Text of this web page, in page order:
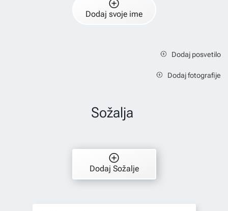
Dodaj svoje ime
Dodaj posvetilo
Dodaj fotografije
Sožalja
Dodaj Sožalje